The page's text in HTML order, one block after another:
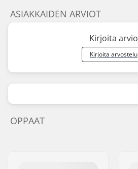
ASIAKKAIDEN ARVIOT
Kirjoita arvio
Kirjoita arvostelu
OPPAAT